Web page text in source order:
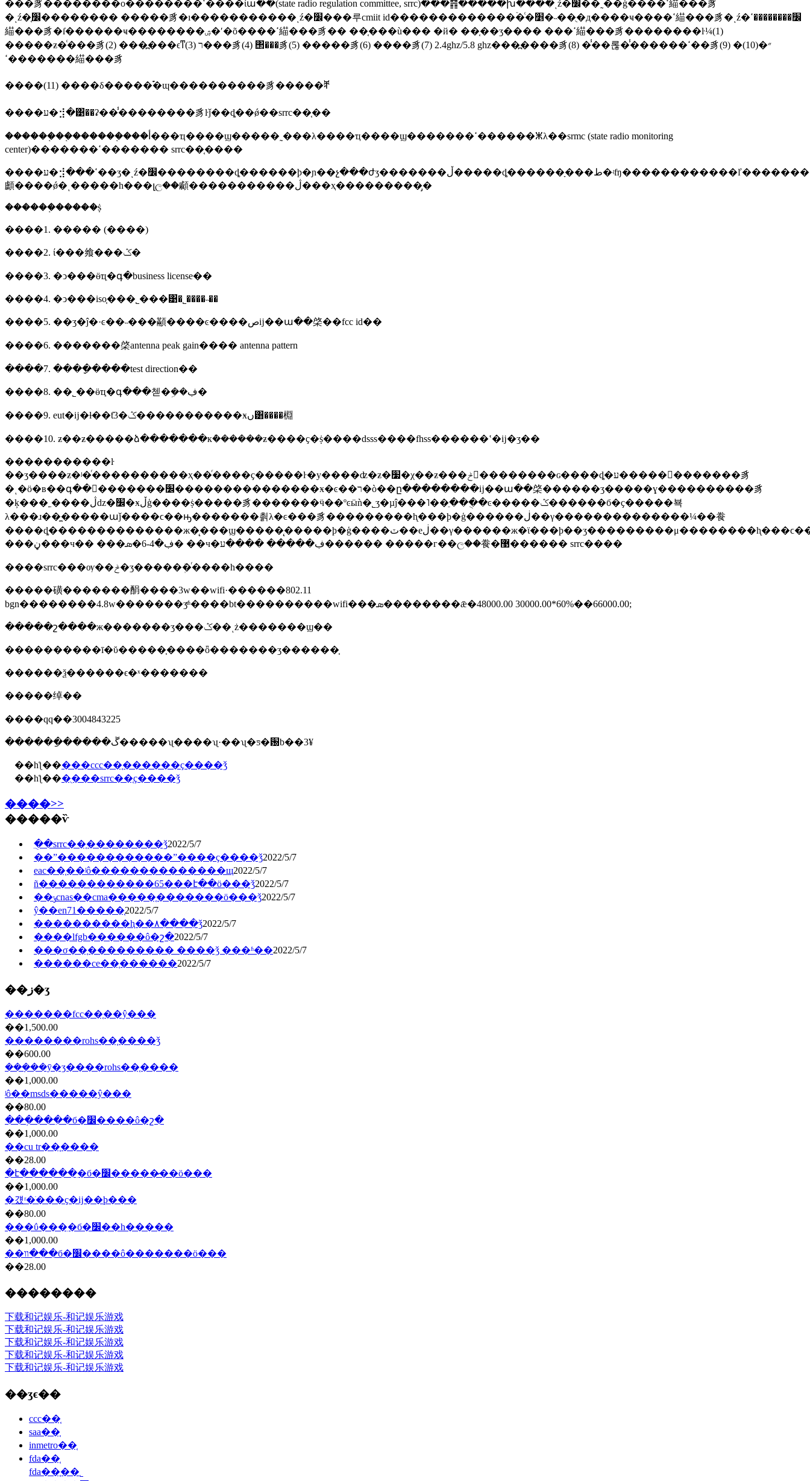
���豸��������о��������ߵ����ίա��(state radio regulation committee, srrc)���䷢�����խ����ͺź�׼��˷��ġ����ߵ緢���豸
�ͺź�׼֤�������� �����豸�ı�����������ͺź�׼���루cmiit id�������������ۡ�ͨ�׵�˵��ֻ�д����ҹ����ߵ緢���豸�ͺź�׼��������ߵ
緢���豸�ſ������ҹ��������ۺ�ʹ�õ����ߵ緢���豸�� ��֤���ù��� �й� ��֤��ʒ���� ���ߵ緢���豸��������ŀ¼(1)
�����ƶ�ͨ���豸(2) ���߽���ϵͳ(3) ר���豸(4) ΢���豸(5) �����豸(6) ����豸(7) 2.4ghz/5.8 ghz���߽����豸(8) �̾��롢�̾������ߵ��豸(9) �״�(10)
�������ߵ緢���豸
����(11) ����δ�����࣬�ɰ����������豸�����ⶨ
����ע�⣺�͹��ʡ��̾��������豸ŀǰ��ȡ��ǿ��srrc��֤��
������֤��֤������֤���أ���ҵ����ϣ�����˷���λ����ҵ����ϣ�������ߵ�����ּ�ⵥλ��srmc (state radio monitoring
center)�������ߵ������� srrc��֤����
����ע�⣺���ߵ��ʒ�ͺź�׼��������ȡ������ϸ�ɲ��չ���ժӡ�������ڵ�����ȡ������ָ���ط�ʵʩ������������ľ�����������ɹ�ҵ������ϣ����ֱ������������ֱ�ӳе���ӧ���σ���ͨ����˫�����
顱����ǿ�ͺ�����һ���լල��顣�����������ڷ���ҳ���������̡�
������֤�����ṩ
����1. ����� (����)
����2. ί���飨���ݣ�
����3. �ͻ���ӫҵִ�գ�business license��
����4. �ͻ���iso֤���˾���͹�˾����˵��
����5. ��ʒ�ĵ�·ͼ��˵���顢����ͼ����صĳ��ա��棨��fcc id��
����6. �������棨antenna peak gain���� antenna pattern
����7. ����ָ����test direction��
����8. ��˾��ӫҵִ�գ���첻�ܹ��ڣ�
����9. eut�ĳ�ɫ��ƭ3�ݣ�����������ӿں͸����棩
����10. ƶ��ƶ�����ձ�������кܶ������ƶ����ҫ�ṩ����dsss����fhss������ʽ�ĳ�ʒ��
�����������ŀ
��ʒ����ƶ�ʲ�ͬ����������ҳ��ͬ����ҫ�����ŀ�у����ʣ�ƶ�׷�χ��ƶ���ݲ��������ɢ����ȡ�ע������������豸
�ͺ�ӧ�в��գ��򡢷�������׼���������������ӿ�ͼ��ר�ò��ը��������ĳ��ա��棨������ӡ�����ɣ����������豸
�ķ���˿����ڷǳ�׼�ӿڵģ����ṩ�����豸�������ӵ��ºͼӹǹ�˾ӡ�µĵ���˥��ֵ���ֻ�ͼ�����ݣ������б�ҫ�����뵥
λ���ɹ��̼�����աǰ����ϲ��ԣ�������쵥λ�ͼ���豸���������һ̨���ϸ�ģ������ڶ��γ��������������¼��飬
����ȡ��������������ж�̨���ϣ�����̨�����ϸ�ģ����ٽ��еڶ��γ������ж�ϊ���ϸ��ʒ���������μ��������һ̨���ϲ��ϸ����ж�ϊ���ϸ��ʒ��
���ڼ���ч�� ���ڣ�4-6�ܣ� ��ч�ڣ����� ����ע������ �����г��ල��飬�޹������ srrc����
����srrc���ѹ��ݲ�ʒ�����ܲ�ͬ����һ����
�����磺�������䣺����3w��wifi·������802.11
bgn��������4.8w�������ʒͬʱ����bt����������wifi���ܣ��������ǣ�48000.00 30000.00*60%��66000.00;
�����շ����ж�������ʒ���ݣ��ͺż�������ϣ��
����������ī�ῠ�����֤����ȫ�������ʒ������֤
������ѯ������ϵ�ˣ�������
�����绰��
����qq��3004843225
������ַ�����ڱ�����ʯ����ʯ·��ʯ�ƽ�԰b��3¥
��һƪ�����ccc��֤������ҫ����ǯ
��һƪ���ֻ���srrc��֤ҫ����ǯ
����>>
�����ѷ
�ֻ�srrc��֤��������ǯ2022/5/7
��ˮ������������ˮ����ҫ����ǯ2022/5/7
eac��֤��ʲô��������������щ2022/5/7
ñ������������65���է��ö���ǯ2022/5/7
��ݸcnas��cma�����֤�������ö���ǯ2022/5/7
ŷ��en71�����֤2022/5/7
����������ⱨ��۸����ǯ2022/5/7
����lfgb������ô�շ�2022/5/7
���σ��֤��������� ����ǯ ���ʱ��2022/5/7
������ce��֤���̷���2022/5/7
��ز�ʒ
�������fcc��֤��ŷ���
��1,500.00
��������rohs��֤����ǯ
��600.00
���ܼ��ȳ�ʒ����rohs��֤����
��1,000.00
ʲô��msds�����ŷ���
��80.00
���ְ���ִ�б�׼����ô�շ�
��1,000.00
��cu tr��֤����
��28.00
�է������ִ�б�׼�����̷��ö���
��1,000.00
�걨ʳ�ֺ���ҫ�ĳ��ϸ���
��80.00
���ΰ���ִ�б�׼��һ�����
��1,000.00
��װ��ִ�б�׼����ô�������ö���
��28.00
��������
下载和记娱乐-和记娱乐游戏
下载和记娱乐-和记娱乐游戏
下载和记娱乐-和记娱乐游戏
下载和记娱乐-和记娱乐游戏
下载和记娱乐-和记娱乐游戏
��ʒϵ��
ccc��֤
saa��֤
inmetro��֤
fda��֤
fda��֤��˾